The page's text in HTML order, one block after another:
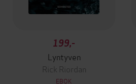
199,-
Lyntyven
Rick Riordan
EBOK